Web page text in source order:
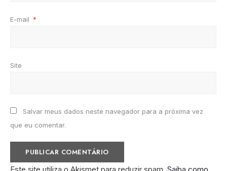
E-mail *
Site
Salvar meus dados neste navegador para a próxima vez
que eu comentar.